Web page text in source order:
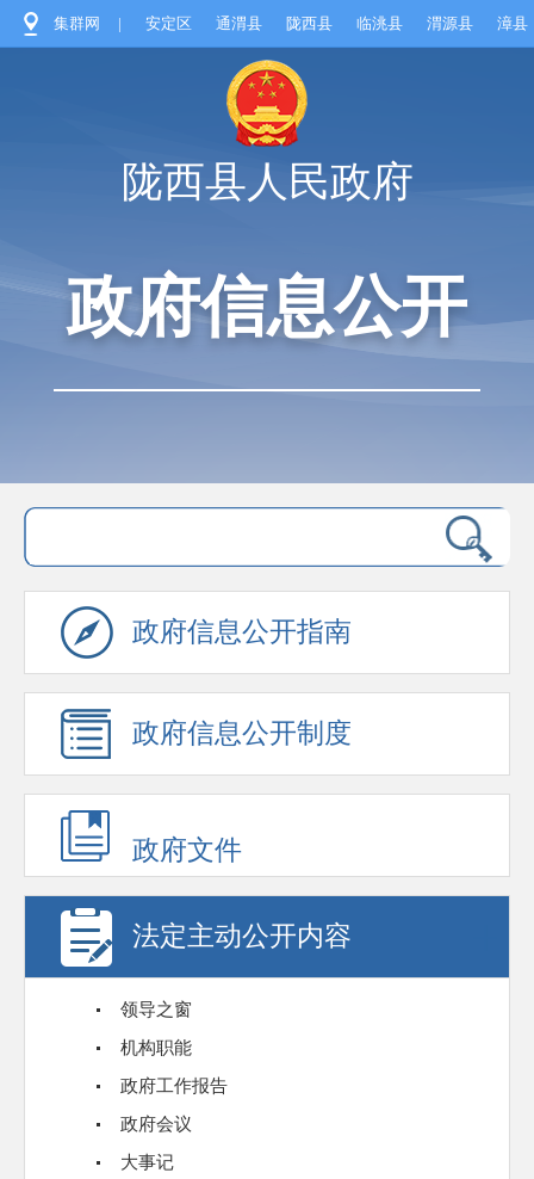
集群网 | 安定区 通渭县 陇西县 临洮县 渭源县 漳县
陇西县人民政府
政府信息公开
政府信息公开指南
政府信息公开制度
政府文件
法定主动公开内容
领导之窗
机构职能
政府工作报告
政府会议
大事记